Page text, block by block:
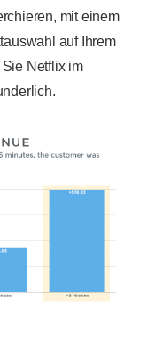
mit einem
auf Ihrem
Netflix im